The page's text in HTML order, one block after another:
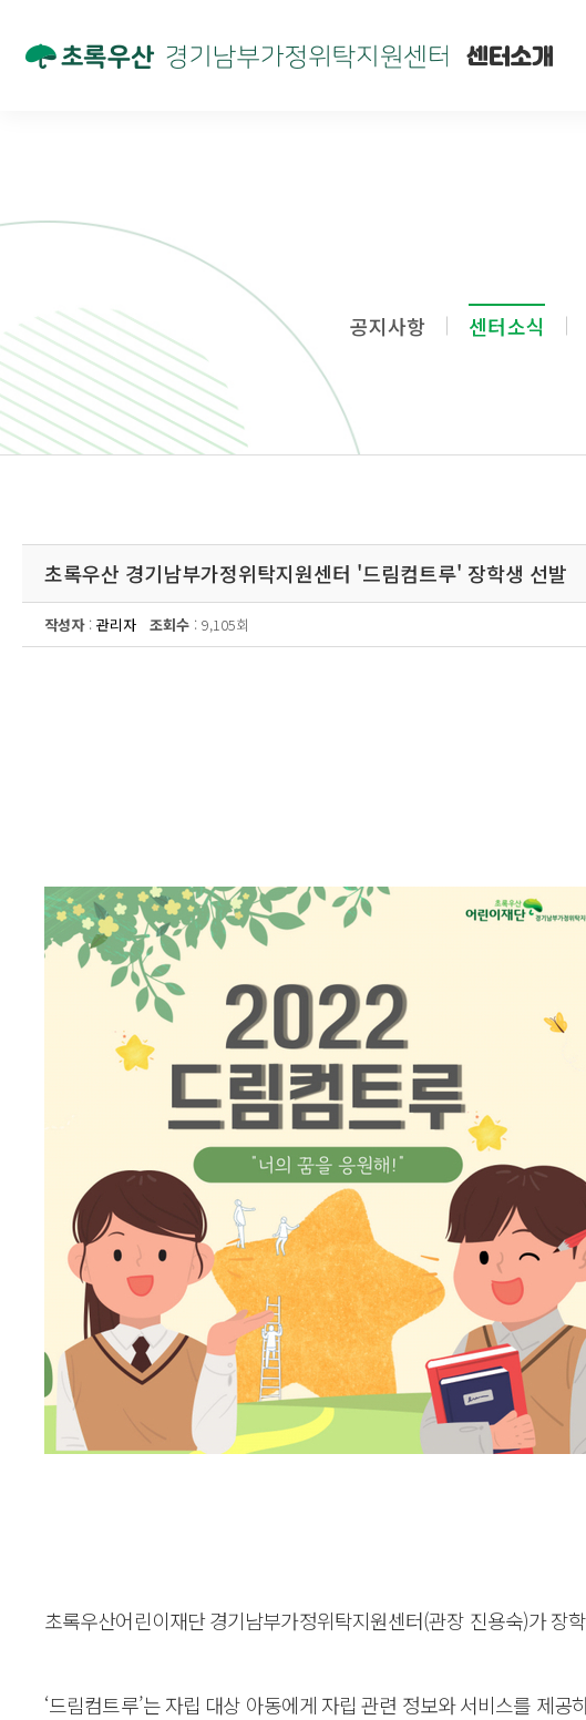
센터소개
공지사항 센터소식
초록우산 경기남부가정위탁지원센터 '드림컴트루' 장학생 선발
작성자: 관리자 조회수 : 9,105회
초록우산어린이재단 경기남부가정위탁지원센터(관장 진용숙)가 장
‘드림컴트루’는 자립 대상 아동에게 자립 관련 정보와 서비스를 제